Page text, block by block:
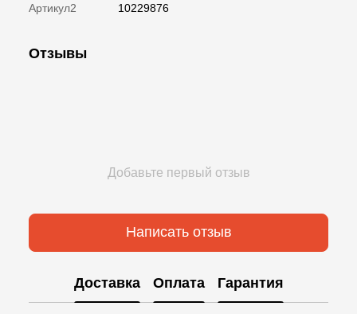
Артикул2 10229876
Отзывы
Добавьте первый отзыв
Написать отзыв
Доставка Оплата Гарантия